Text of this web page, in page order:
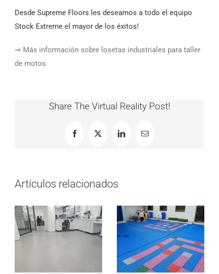
Desde Supreme Floors les deseamos a todo el equipo
Stock Extreme el mayor de los éxitos!
⇒ Más información sobre losetas industriales para taller
de motos
Share The Virtual Reality Post!
Facebook
X LinkedInCorreo
Artículos relacionados